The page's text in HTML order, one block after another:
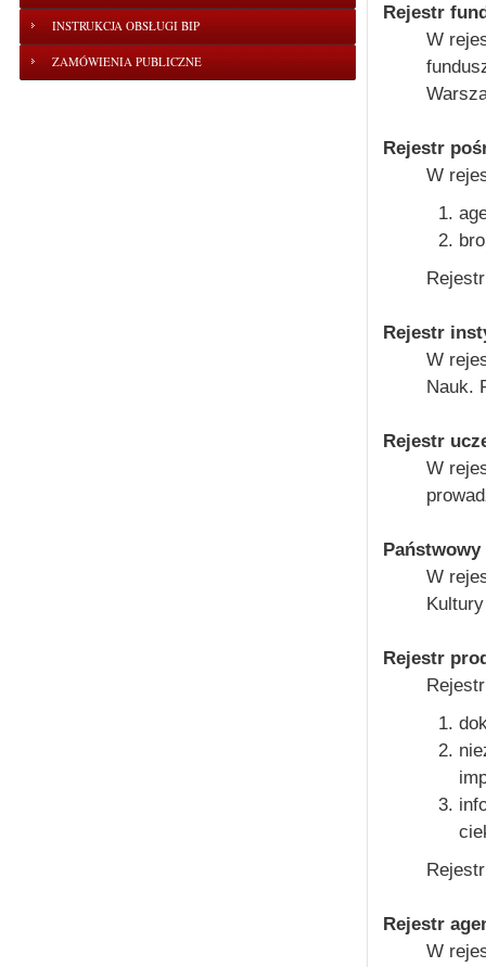
INSTRUKCJA OBSŁUGI BIP
ZAMÓWIENIA PUBLICZNE
Rejestr
W
Rejestr
W
Rejestr
W
Nauk.
Rejestr
W
W
Rejestr
Rejestr
W